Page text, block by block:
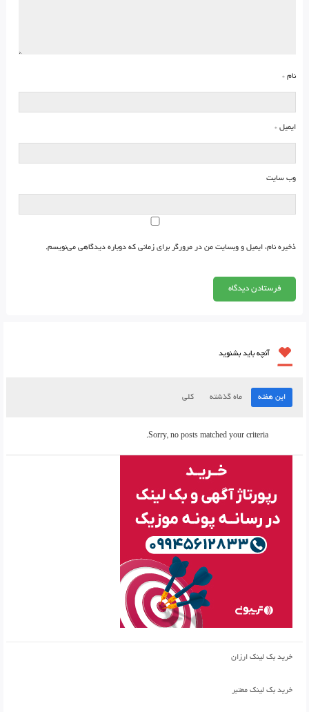
نام *
ایمیل *
وب‌ سایت
ذخیره نام، ایمیل و وبسایت من در مرورگر برای زمانی که دوباره دیدگاهی می‌نویسم.
آنچه باید بشنوید
این هفته ماه گذشته کلی
Sorry, no posts matched your criteria.
خرید بک لینک ارزان
خرید بک لینک معتبر